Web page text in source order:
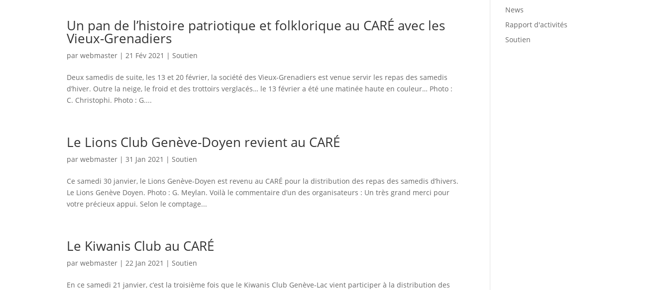
Un pan de l’histoire patriotique et folklorique au CARÉ avec les
Vieux-Grenadiers
parwebmaster |21 Fév 2021 |Soutien
Deux samedis de suite, les 13 et 20 février, la société des Vieux-Grenadiers est venue servir les repas des samedis
d’hiver. Outre la neige, le froid et des trottoirs verglacés… le 13 février a été une matinée haute en couleur… Photo :
C. Christophi. Photo : G....
Le Lions Club Genève-Doyen revient au CARÉ
parwebmaster |31 Jan 2021 |Soutien
Ce samedi 30 janvier, le Lions Genève-Doyen est revenu au CARÉ pour la distribution des repas des samedis d’hivers.
Le Lions Genève Doyen. Photo : G. Meylan. Voilà le commentaire d’un des organisateurs : Un très grand merci pour
votre précieux appui. Selon le comptage...
Le Kiwanis Club au CARÉ
parwebmaster |22 Jan 2021 |Soutien
En ce samedi 21 janvier, c’est la troisième fois que le Kiwanis Club Genève-Lac vient participer à la distribution des
News
Rapport d'activités
Soutien